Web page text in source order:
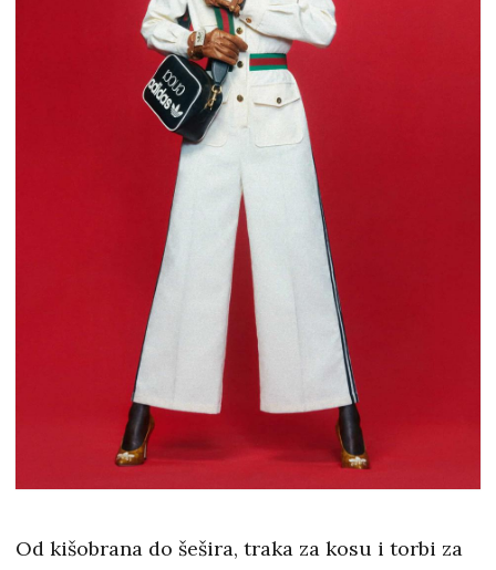
Od kišobrana do šešira, traka za kosu i torbi za